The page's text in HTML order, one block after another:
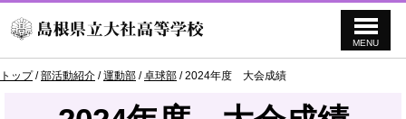
MENU
現
トップ/部活動紹介 /運動部 /卓球部 /2024年度 大会成績